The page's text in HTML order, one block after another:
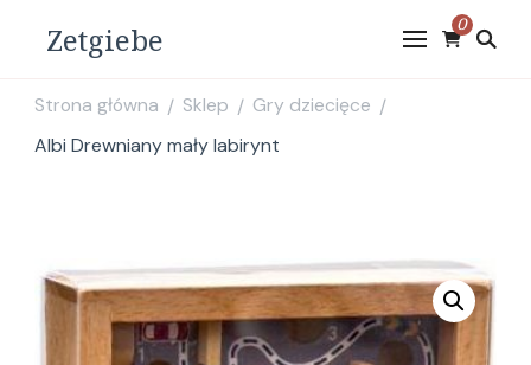
Zetgiebe 0
Strona główna / Sklep / Gry dziecięce /
Albi Drewniany mały labirynt